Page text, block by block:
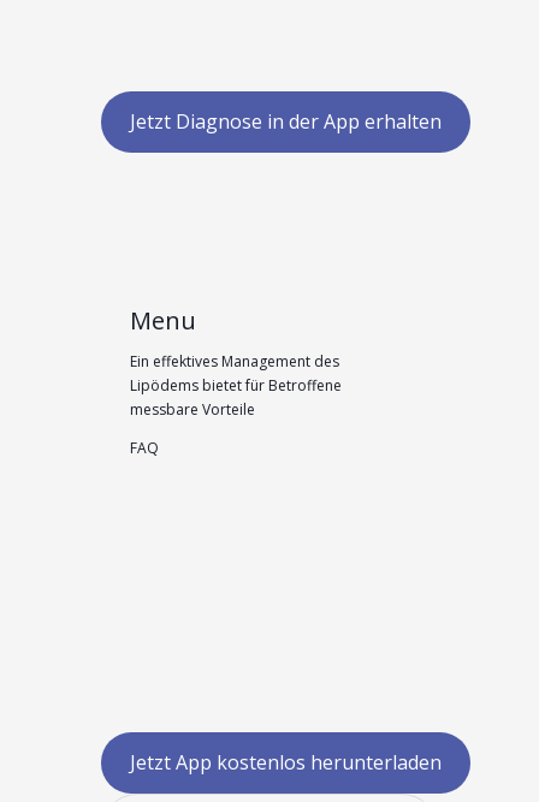
Jetzt Diagnose in der App erhalten
Menu
Ein effektives Management des
Lipödems bietet für Betroffene
messbare Vorteile
FAQ
Jetzt App kostenlos herunterladen